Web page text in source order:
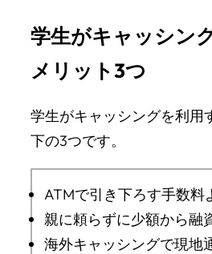
学生がキャッシン
メリット3つ
学生がキャッシングを利用
下の3つです。
ATMで引き下ろす手数料
親に頼らずに少額から融
海外キャッシングで現地